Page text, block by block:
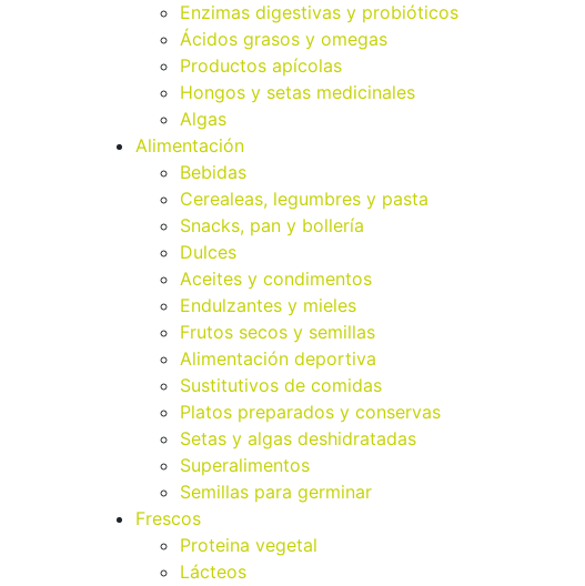
Enzimas digestivas y probióticos
Ácidos grasos y omegas
Productos apícolas
Hongos y setas medicinales
Algas
Alimentación
Bebidas
Cerealeas, legumbres y pasta
Snacks, pan y bollería
Dulces
Aceites y condimentos
Endulzantes y mieles
Frutos secos y semillas
Alimentación deportiva
Sustitutivos de comidas
Platos preparados y conservas
Setas y algas deshidratadas
Superalimentos
Semillas para germinar
Frescos
Proteina vegetal
Lácteos